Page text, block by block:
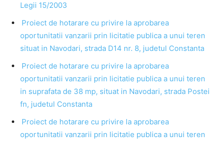
Legii 15/2003
Proiect de hotarare cu privire la aprobarea
oportunitatii vanzarii prin licitatie publica a unui teren
situat in Navodari, strada D14 nr. 8, judetul Constanta
Proiect de hotarare cu privire la aprobarea
oportunitatii vanzarii prin licitatie publica a unui teren
in suprafata de 38 mp, situat in Navodari, strada Postei
fn, judetul Constanta
Proiect de hotarare cu privire la aprobarea
oportunitatii vanzarii prin licitatie publica a unui teren